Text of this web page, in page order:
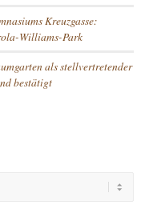
Kreuzgasse:
Williams-Park
als stellvertretender
bestätigt